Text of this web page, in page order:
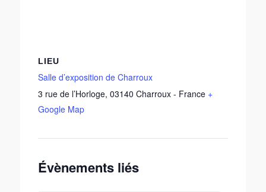
LIEU
Salle d’exposition de Charroux
3 rue de l’Horloge, 03140 Charroux - France +
Google Map
Évènements liés